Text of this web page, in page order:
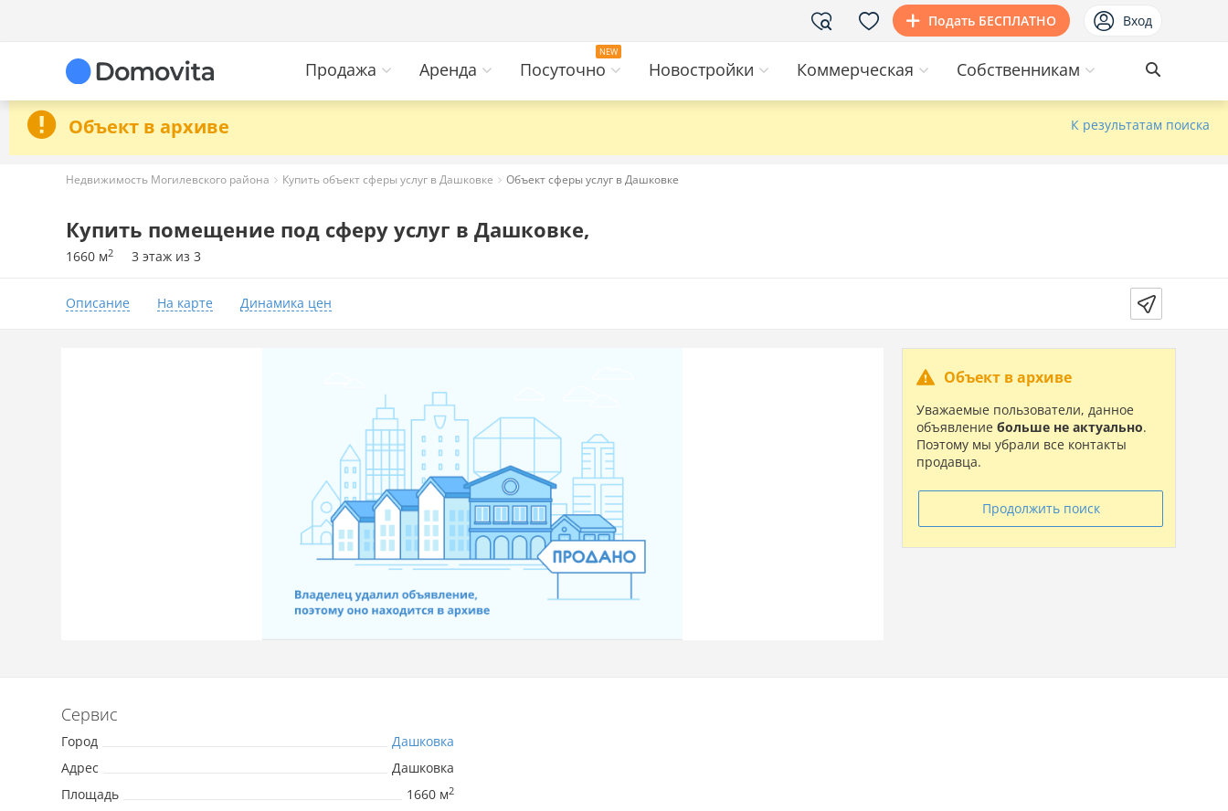
Подать БЕСПЛАТНО Вход
Продажа Аренда Посуточно Новостройки Коммерческая Собственникам
Объект в архиве К результатам поиска
Недвижимость Могилевского района Купить объект сферы услуг в Дашковке Объект сферы услуг в Дашковке
Купить помещение под сферу услуг в Дашковке,
1660 м2 3 этаж из 3
Описание На карте Динамика цен
Объект в архиве
Уважаемые пользователи, данное
объявление больше не актуально.
Поэтому мы убрали все контакты
продавца.
Продолжить поиск
Сервис
Город
Дашковка
Адрес
Дашковка
Площадь
1660 м2